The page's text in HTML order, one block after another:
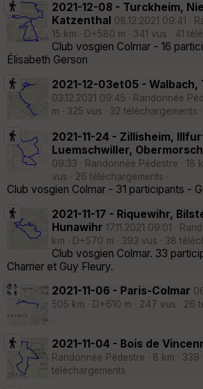
2021-12-08 - Turckheim,
Katzenthal
08.12.2021 09:41 ·
15 km · D+580 m · 341 vus · 41
Club vosgien Colmar - 16
Élisabeth Gerson
2021-12-03et05 - Walbach,
03.12.2021 09:45 · Randonnée
m · 325 vus · 32 téléchargements ·
2021-11-24 - Zillisheim,
Luemschwiller,
09:33 · Randonnée Pédestre · 18
vus · 26 téléchargements ·
Club vosgien Colmar - 31 participants -
2021-11-17 - Riquewihr,
Hunawihr 17.11.2021 09:01 ·
km · D+570 m · 393 vus · 38
Club vosgien Colmar. 33
Charrier et Guy Fleury.
2021-11-06 - Paris-Colmar
505 km · D+610 m · 247 vus · 26
2021-11-04 - Bois de
Randonnée Pédestre · 8 km · 339
téléchargements ·